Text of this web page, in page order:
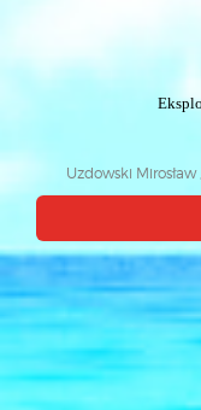
Uzdowski